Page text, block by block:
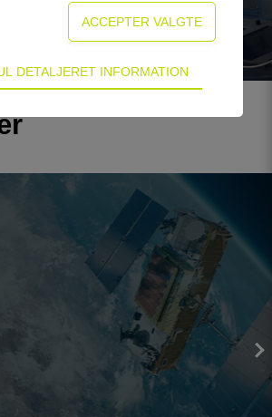
er nødvendige for hjemmesidens
samt indkøbskurv og kan derfor
bruges til at optimere design,
og effektiviteten af en
Fx ved at indsamle besøgsstatistik
og hvordan hjemmesiden bruges.
cookies (tracking-cookies)
digitale fodspor på tværs af
og registrerer, hvad brugeren
for/søger på for at kunne
indholdet på en hjemmeside - dvs.
DETALJERET INFORMATION